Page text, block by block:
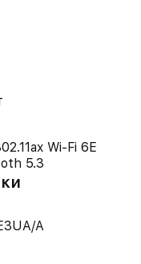
Wi-Fi 6E
5.3
A